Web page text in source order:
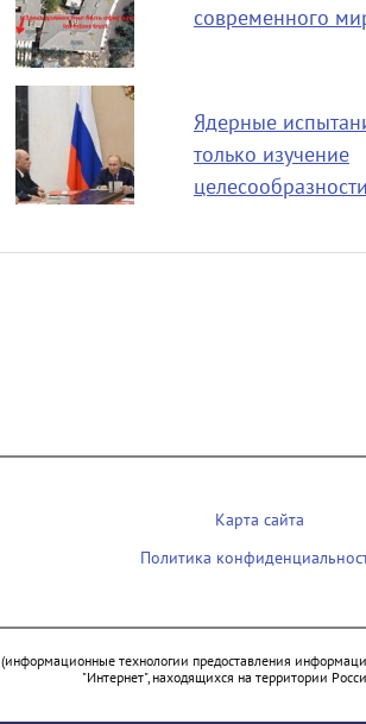
современного
Ядерные
только изучение
целесообразности
Карта сайта
Политика
(информационные технологии предоставления
"Интернет", находящихся на территории